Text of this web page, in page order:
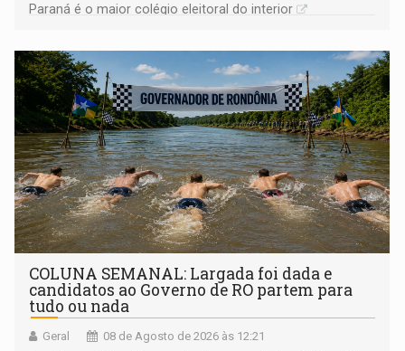
Paraná é o maior colégio eleitoral do interior
COLUNA SEMANAL: Largada foi dada e
candidatos ao Governo de RO partem para
tudo ou nada
Geral 08 de Agosto de 2026 às 12:21